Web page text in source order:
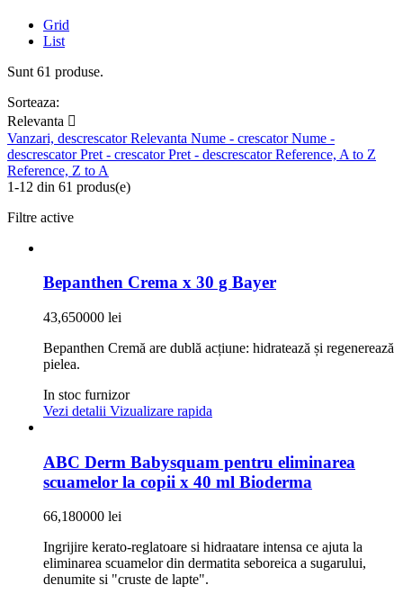
Grid
List
Sunt 61 produse.
Sorteaza:
Relevanta 
Vanzari, descrescatorRelevanta Nume - crescatorNume -
descrescatorPret - crescatorPret - descrescatorReference, A to Z
Reference, Z to A
1-12 din 61 produs(e)
Filtre active
Bepanthen Crema x 30 g Bayer
43,650000 lei
Bepanthen Cremă are dublă acțiune: hidratează și regenerează
pielea.
In stoc furnizor
Vezi detalii Vizualizare rapida
ABC Derm Babysquam pentru eliminarea
scuamelor la copii x 40 ml Bioderma
66,180000 lei
Ingrijire kerato-reglatoare si hidraatare intensa ce ajuta la
eliminarea scuamelor din dermatita seboreica a sugarului,
denumite si "cruste de lapte".